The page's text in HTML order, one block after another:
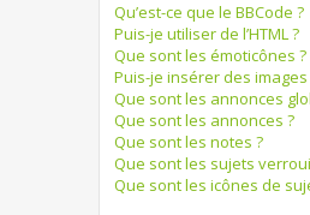
Qu’est-ce que le BBCode ?
Puis-je utiliser de l’HTML ?
Que sont les émoticônes ?
Puis-je insérer des images
Que sont les annonces
Que sont les annonces ?
Que sont les notes ?
Que sont les sujets
Que sont les icônes de